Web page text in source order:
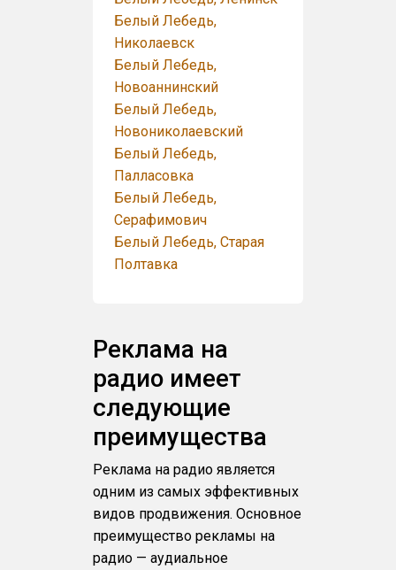
Белый Лебедь,
Николаевск
Белый Лебедь,
Новоаннинский
Белый Лебедь,
Новониколаевский
Белый Лебедь,
Палласовка
Белый Лебедь,
Серафимович
Белый Лебедь, Старая
Полтавка
Реклама на
радио имеет
следующие
преимущества
Реклама на радио является
одним из самых эффективных
видов продвижения. Основное
преимущество рекламы на
радио — аудиальное